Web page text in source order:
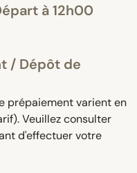
à 12h00
/ Dépôt de
prépaiement varient en
Veuillez consulter
d'effectuer votre